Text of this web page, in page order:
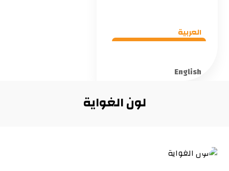
العربية
English
لون الغواية